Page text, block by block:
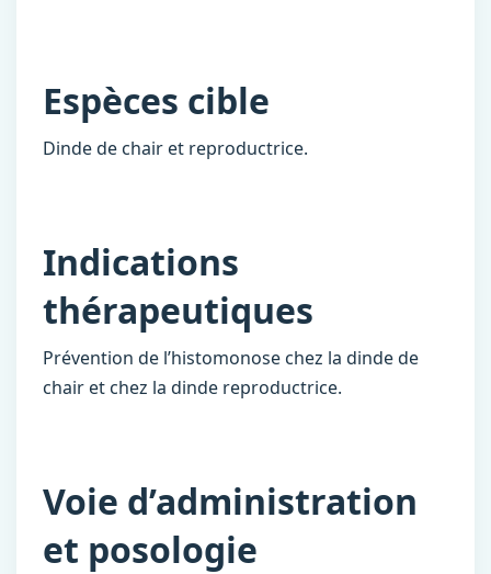
Espèces cible
Dinde de chair et reproductrice.
Indications
thérapeutiques
Prévention de l’histomonose chez la dinde de
chair et chez la dinde reproductrice.
Voie d’administration
et posologie